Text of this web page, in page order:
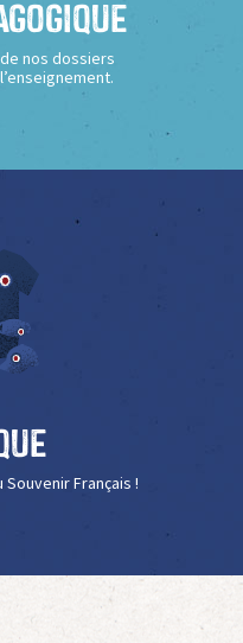
nos dossiers
Français !